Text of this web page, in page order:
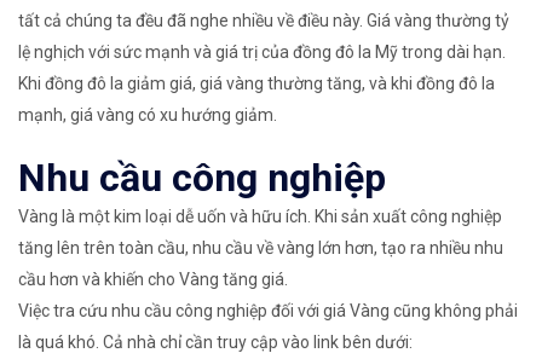
tất cả chúng ta đều đã nghe nhiều về điều này. Giá vàng thường tỷ
lệ nghịch với sức mạnh và giá trị của đồng đô la Mỹ trong dài hạn.
Khi đồng đô la giảm giá, giá vàng thường tăng, và khi đồng đô la
mạnh, giá vàng có xu hướng giảm.
Nhu cầu công nghiệp
Vàng là một kim loại dễ uốn và hữu ích. Khi sản xuất công nghiệp
tăng lên trên toàn cầu, nhu cầu về vàng lớn hơn, tạo ra nhiều nhu
cầu hơn và khiến cho Vàng tăng giá.
Việc tra cứu nhu cầu công nghiệp đối với giá Vàng cũng không phải
là quá khó. Cả nhà chỉ cần truy cập vào link bên dưới: